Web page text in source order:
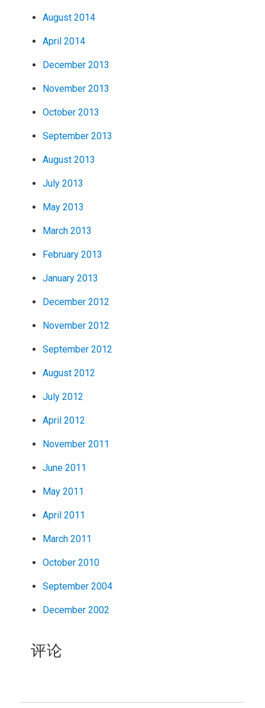
August 2014
April 2014
December 2013
November 2013
October 2013
September 2013
August 2013
July 2013
May 2013
March 2013
February 2013
January 2013
December 2012
November 2012
September 2012
August 2012
July 2012
April 2012
November 2011
June 2011
May 2011
April 2011
March 2011
October 2010
September 2004
December 2002
评论